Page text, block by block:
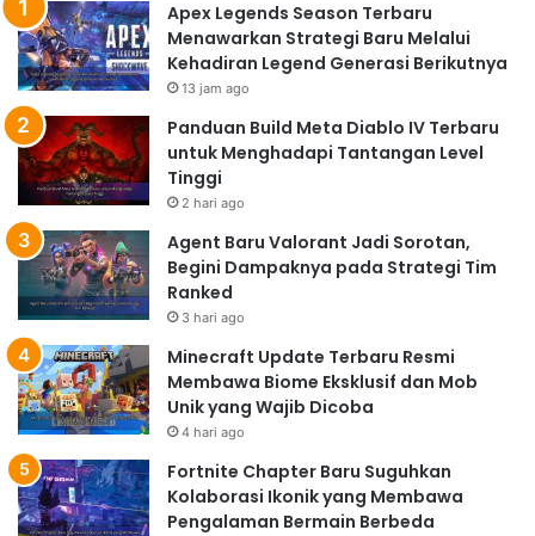
Apex Legends Season Terbaru
Menawarkan Strategi Baru Melalui
Kehadiran Legend Generasi Berikutnya
13 jam ago
Panduan Build Meta Diablo IV Terbaru
untuk Menghadapi Tantangan Level
Tinggi
2 hari ago
Agent Baru Valorant Jadi Sorotan,
Begini Dampaknya pada Strategi Tim
Ranked
3 hari ago
Minecraft Update Terbaru Resmi
Membawa Biome Eksklusif dan Mob
Unik yang Wajib Dicoba
4 hari ago
Fortnite Chapter Baru Suguhkan
Kolaborasi Ikonik yang Membawa
Pengalaman Bermain Berbeda